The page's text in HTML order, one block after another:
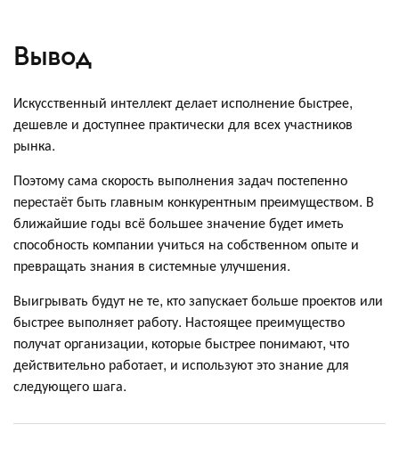
Вывод
Искусственный интеллект делает исполнение быстрее,
дешевле и доступнее практически для всех участников
рынка.
Поэтому сама скорость выполнения задач постепенно
перестаёт быть главным конкурентным преимуществом. В
ближайшие годы всё большее значение будет иметь
способность компании учиться на собственном опыте и
превращать знания в системные улучшения.
Выигрывать будут не те, кто запускает больше проектов или
быстрее выполняет работу. Настоящее преимущество
получат организации, которые быстрее понимают, что
действительно работает, и используют это знание для
следующего шага.